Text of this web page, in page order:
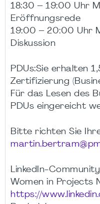
18:30 – 19:00 Uhr
Eröffnungsrede
19:00 – 20:00 Uhr
Diskussion
PDUs:Sie erhalten
Zertifizierung
Für das Lesen des
PDUs eingereicht
Bitte richten Sie
LinkedIn-
Women in Projects
https://